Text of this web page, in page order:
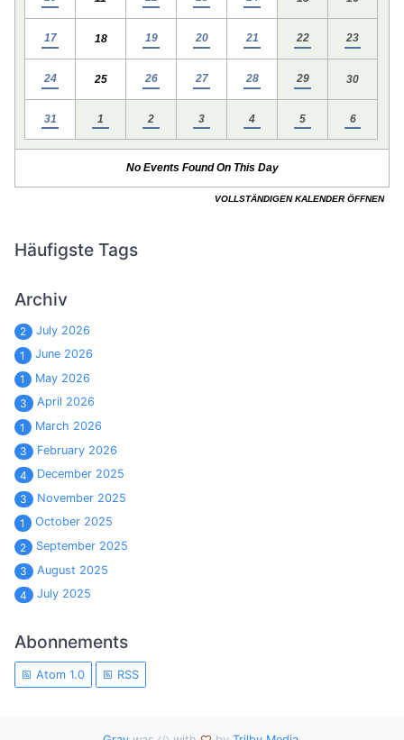
Häufigste Tags
Archiv
2
July 2026
1
June 2026
1
May 2026
3
April 2026
1
March 2026
3
February 2026
4
December 2025
3
November 2025
1
October 2025
2
September 2025
3
August 2025
4
July 2025
Abonnements
Atom 1.0 RSS